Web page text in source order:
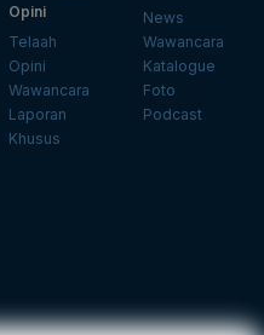
Opini
Telaah
Opini
Wawancara
Laporan
Khusus
News
Wawancara
Katalogue
Foto
Podcast